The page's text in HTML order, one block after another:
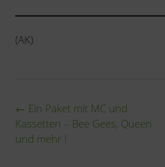
(AK)
Post
navigation
← Ein Paket mit MC und
Kassetten – Bee Gees, Queen
und mehr !